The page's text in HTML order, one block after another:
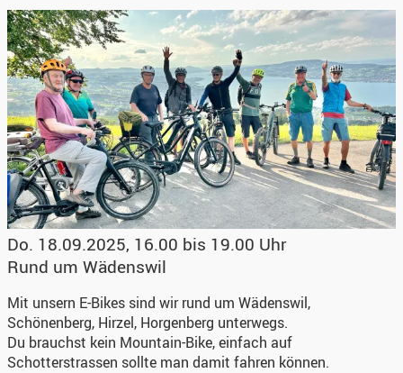
Do. 18.09.2025, 16.00 bis 19.00 Uhr
Rund um Wädenswil
Mit unsern E-Bikes sind wir rund um Wädenswil,
Schönenberg, Hirzel, Horgenberg unterwegs.
Du brauchst kein Mountain-Bike, einfach auf
Schotterstrassen sollte man damit fahren können.